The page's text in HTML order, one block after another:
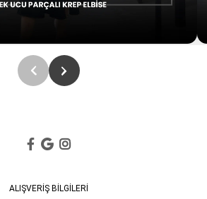
ALIŞVERİŞ BİLGİLERİ